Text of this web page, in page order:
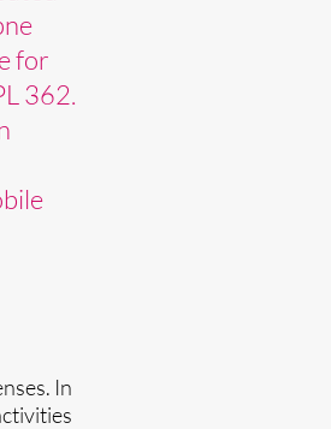
for
362.
In